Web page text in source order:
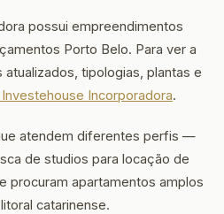
possui empreendimentos
Porto Belo. Para ver a
tipologias, plantas e
Incorporadora.
atendem diferentes perfis —
de studios para locação de
procuram apartamentos amplos
catarinense.